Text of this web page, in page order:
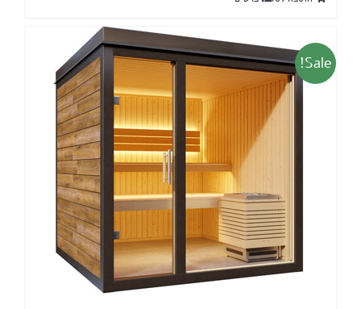
120,000 ₪.
Sale!